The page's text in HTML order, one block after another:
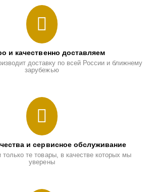
и качественно доставляем
доставку по всей России и ближнему
зарубежью
и сервисное обслуживание
те товары, в качестве которых мы
уверены